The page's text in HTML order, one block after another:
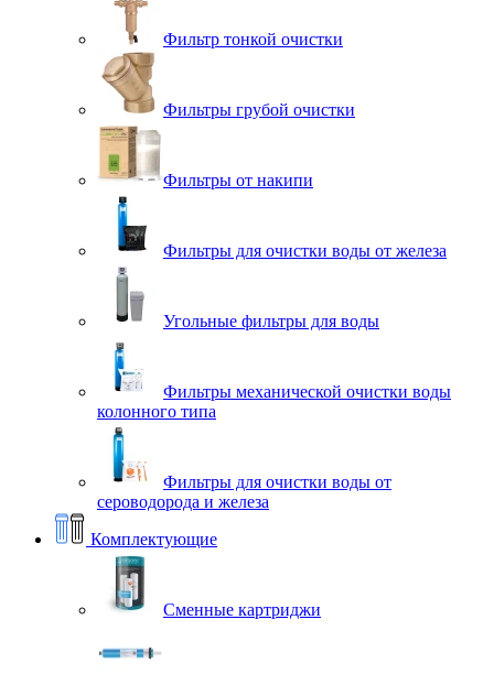
Фильтр тонкой очистки
Фильтры грубой очистки
Фильтры от накипи
Фильтры для очистки воды от железа
Угольные фильтры для воды
Фильтры механической очистки воды
колонного типа
Фильтры для очистки воды от
сероводорода и железа
Комплектующие
Сменные картриджи